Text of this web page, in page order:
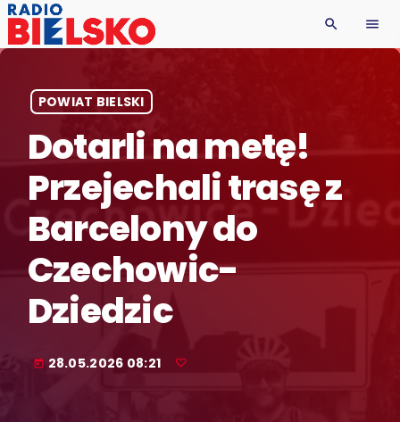
search menu
POWIAT BIELSKI
Dotarli na metę!
Przejechali trasę z
Barcelony do
Czechowic-
Dziedzic
today 28.05.2026 08:21